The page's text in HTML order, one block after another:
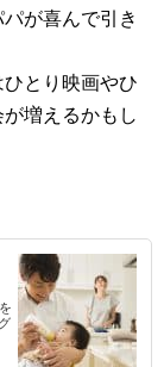
が喜んで引き
とり映画やひ
増えるかもし